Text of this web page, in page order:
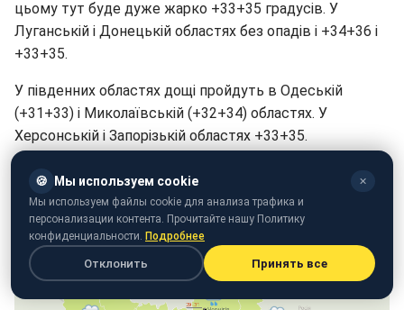
цьому тут буде дуже жарко +33+35 градусів. У
Луганській і Донецькій областях без опадів і +34+36 і
+33+35.
У південних областях дощі пройдуть в Одеській
(+31+33) і Миколаївській (+32+34) областях. У
Херсонській і Запорізькій областях +33+35.
У Криму без опадів. Температура повітря на
півострові становитиме +31+33.
У Києві дощ. При цьому буде жарко +29+31. Вітер
південний 7-12 м/с.
🍪 Мы используем cookie ✕
Мы используем файлы cookie для анализа трафика и
персонализации контента. Прочитайте нашу Политику
конфиденциальности. Подробнее
Отклонить Принять все